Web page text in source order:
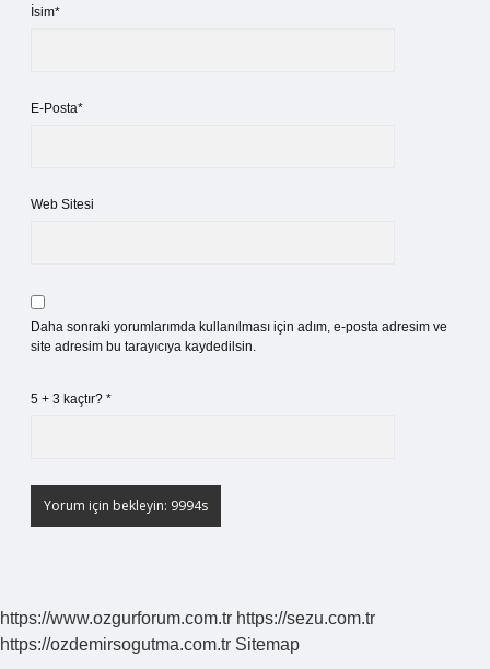
İsim*
E-Posta*
Web Sitesi
Daha sonraki yorumlarımda kullanılması için adım, e-posta adresim ve
site adresim bu tarayıcıya kaydedilsin.
5 + 3 kaçtır? *
https://www.ozgurforum.com.tr https://sezu.com.tr
https://ozdemirsogutma.com.tr Sitemap